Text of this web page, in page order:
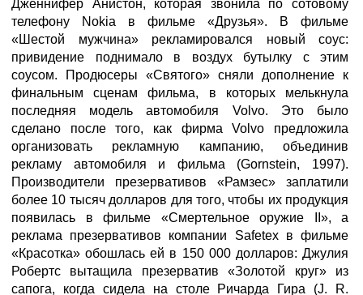
Дженнифер Анистон, которая звонила по сотовому
телефону Nokia в фильме «Друзья». В фильме
«Шестой мужчина» рекламировался новый соус:
привидение поднимало в воздух бутылку с этим
соусом. Продюсеры «Святого» сняли дополнение к
финальным сценам фильма, в которых мелькнула
последняя модель автомобиля Volvo. Это было
сделано после того, как фирма Volvo предложила
организовать рекламную кампанию, объединив
рекламу автомобиля и фильма (Gornstein, 1997).
Производители презервативов «Рамзес» заплатили
более 10 тысяч долларов для того, чтобы их продукция
появилась в фильме «Смертельное оружие II», а
реклама презервативов компании Safetex в фильме
«Красотка» обошлась ей в 150 000 долларов: Джулия
Робертс вытащила презерватив «Золотой круг» из
сапога, когда сидела на столе Ричарда Гира (J. R.